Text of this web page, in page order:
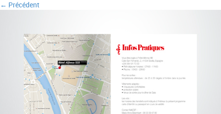
← Précédent